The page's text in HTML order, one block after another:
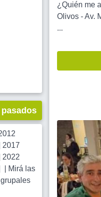
2017
2022
Mirá las
¿Quién me
Olivos - Av.
...